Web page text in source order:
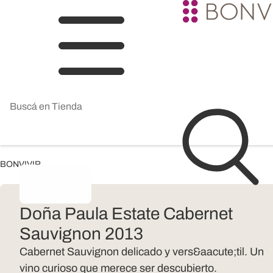
BONVIVIR
Doña Paula Estate Cabernet
Sauvignon 2013
Cabernet Sauvignon delicado y vers&aacute;til. Un
vino curioso que merece ser descubierto.